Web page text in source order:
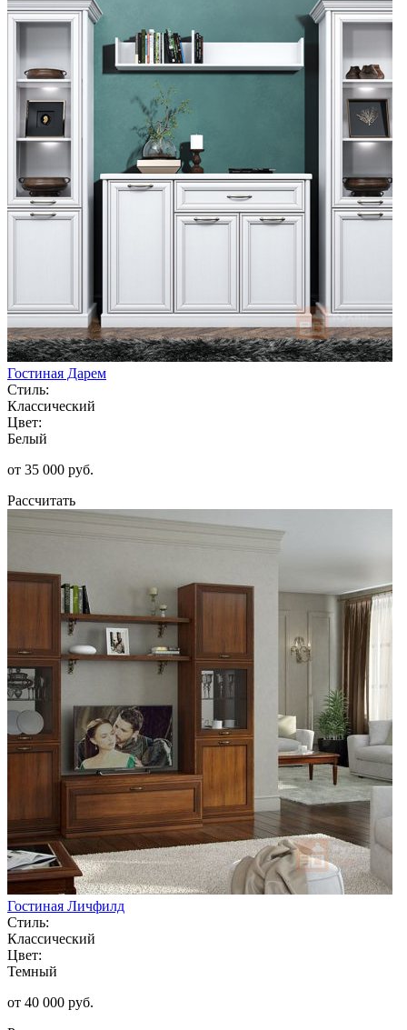
Гостиная Дарем
Стиль:
Классический
Цвет:
Белый
от 35 000 руб.
Рассчитать
Гостиная Личфилд
Стиль:
Классический
Цвет:
Темный
от 40 000 руб.